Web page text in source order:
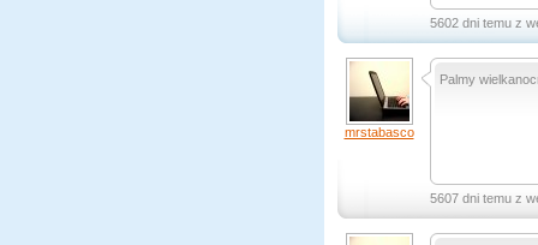
5602 dni temu z
mrstabasco
Palmy
5607 dni temu z